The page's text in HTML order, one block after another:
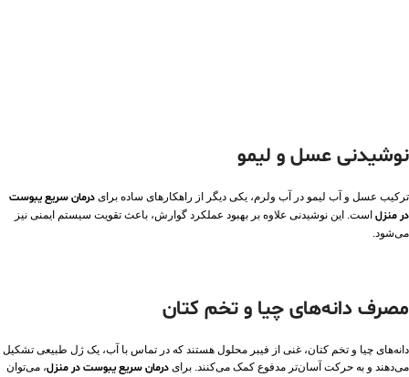
نوشیدنی عسل و لیمو
ترکیب عسل و آب‌ لیمو در آب ولرم، یکی دیگر از راهکارهای ساده برای درمان سریع یبوست
در منزل است. این نوشیدنی علاوه بر بهبود عملکرد گوارش، باعث تقویت سیستم ایمنی نیز
می‌شود.
مصرف دانه‌های چیا و تخم کتان
دانه‌های چیا و تخم کتان، غنی از فیبر محلول هستند که در تماس با آب، یک ژل طبیعی تشکیل
می‌دهند و به حرکت آسان‌تر مدفوع کمک می‌کنند. برای درمان سریع یبوست در منزل، می‌توان